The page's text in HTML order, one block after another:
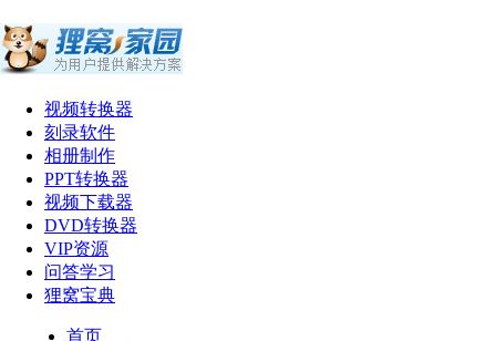
视频转换器
刻录软件
相册制作
PPT转换器
视频下载器
DVD转换器
VIP资源
问答学习
狸窝宝典
首页